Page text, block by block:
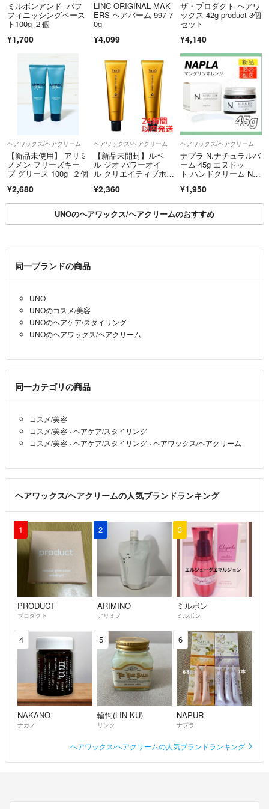
ミルボンアンド パフ
フィニッシングペース
ト100g ２個
¥1,700
LINC ORIGINAL MAK
ERS ヘアバーム 997 7
0g
¥4,099
ザ・プロダクト ヘアワ
ックス 42g product 3個
セット
¥4,140
ヘアワックス/ヘアクリーム
【新品未使用】 アリミ
ノメン フリーズキー
プ グリース 100g ２個
¥2,680
ヘアワックス/ヘアクリーム
【新品未開封】ルベ
ル ジオ パワーオイ
ル クリエイティブホー
¥2,360
ヘアワックス/ヘアクリーム
ナプラ N.ナチュラルバ
ーム 45g エヌドッ
ト ハンドクリーム NA
¥1,950
UNOのヘアワックス/ヘアクリームのおすすめ
同一ブランドの商品
UNO
UNOのコスメ/美容
UNOのヘアケア/スタイリング
UNOのヘアワックス/ヘアクリーム
同一カテゴリの商品
コスメ/美容
コスメ/美容 › ヘアケア/スタイリング
コスメ/美容 › ヘアケア/スタイリング › ヘアワックス/ヘアクリーム
ヘアワックス/ヘアクリームの人気ブランドランキング
1
PRODUCT
プロダクト
2
ARIMINO
アリミノ
3
ミルボン
ミルボン
4
NAKANO
ナカノ
5
輪怐(LIN-KU)
リンク
6
NAPUR
ナプラ
ヘアワックス/ヘアクリームの人気ブランドランキング